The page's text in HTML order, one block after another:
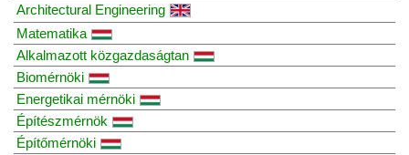
Architectural Engineering
Matematika
Alkalmazott közgazdaságtan
Biomérnöki
Energetikai mérnöki
Építészmérnök
Építőmérnöki